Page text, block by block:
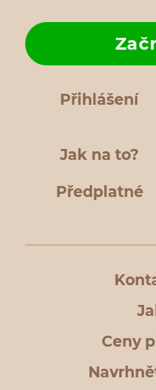
Přihlášení
Jak na to?
Předplatné
Ceny